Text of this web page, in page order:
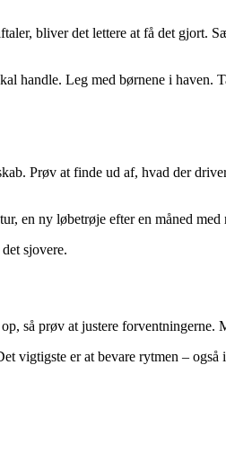
bliver det lettere at få det gjort.
Leg med børnene i haven.
Prøv at finde ud af, hvad der
en ny løbetrøje efter en måned
sjovere.
så prøv at justere
er at bevare rytmen – også